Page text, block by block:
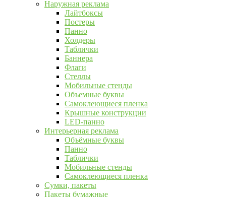
Наружная реклама
Лайтбоксы
Постеры
Панно
Холдеры
Таблички
Баннера
Флаги
Стеллы
Мобильные стенды
Объемные буквы
Самоклеющиеся пленка
Крышные конструкции
LED-панно
Интерьерная реклама
Объёмные буквы
Панно
Таблички
Мобильные стенды
Самоклеющиеся пленка
Сумки, пакеты
Пакеты бумажные